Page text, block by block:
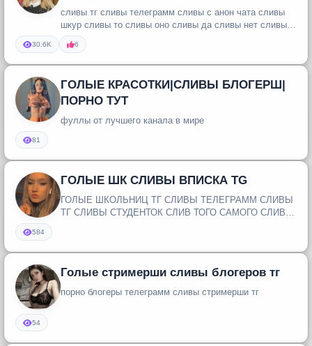
сливы тг сливы телеграмм сливы с анон чата сливы
шкур сливы то сливы оно сливы да сливы нет сливы
хахаха слив телеграмм...
30.6K 6
ГОЛЫЕ КРАСОТКИ|СЛИВЫ БЛОГЕРШ|
ПОРНО ТУТ
фуллы от лучшего канала в мире
81
ГОЛЫЕ ШК СЛИВЫ ВПИСКА TG
ГОЛЫЕ ШКОЛЬНИЦ ТГ СЛИВЫ ТЕЛЕГРАММ СЛИВЫ
ТГ СЛИВЫ СТУДЕНТОК СЛИВ ТОГО САМОГО СЛИВЫ
584
Голые стримерши сливы блогеров тг
порно блогеры телеграмм сливы стримерши тг
54